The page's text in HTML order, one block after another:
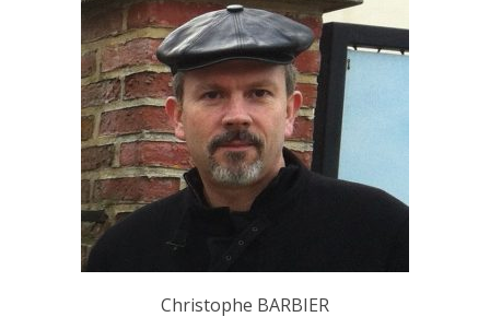
Christophe BARBIER